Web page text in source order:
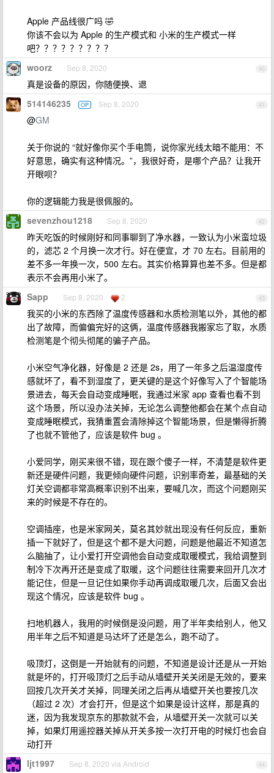
Apple 产品线很广吗 🤣
你该不会以为 Apple 的生产模式和 小米的生产模式一样
吧？？？？？？？？？
40
woorz Sep 8, 2020
真是设备的原因，你随便换、退
41
514146235 OP Sep 8, 2020
@GM
关于你说的 “就好像你买个手电筒，说你家光线太暗不能用：不
好意思，确实有这种情况。”，我很好奇，是哪个产品？让我开
开眼呗？
你的逻辑能力我是很佩服的。
42
sevenzhou1218 Sep 8, 2020
昨天吃饭的时候刚好和同事聊到了净水器，一致认为小米蛮垃圾
的，滤芯 2 个月换一次才行。好在便宜，才 70 左右。目前用的
差不多一年换一次，500 左右。其实价格算算也差不多。但是都
表示不会再用小米了。
43
Sapp Sep 8, 2020 2
我买的小米的东西除了温度传感器和水质检测笔以外，其他的都
出了故障，而偏偏完好的这俩，温度传感器我搬家忘了取，水质
检测笔是个彻头彻尾的骗子产品。
小米空气净化器，好像是 2 还是 2s，用了一年多之后温湿度传
感就坏了，看不到湿度了，更关键的是这个好像写入了个智能场
景进去，每天会自动变成睡眠，我通过米家 app 查看也看不到
这个场景，所以没办法关掉，无论怎么调整他都会在某个点自动
变成睡眠模式，我猜重置会清除掉这个智能场景，但是懒得折腾
了也就不管他了，应该是软件 bug 。
小爱同学，刚买来很不错，现在跟个傻子一样，不清楚是软件更
新还是硬件问题，我更倾向硬件问题，识别率奇差，最基础的关
灯关空调都非常高概率识别不出来，要喊几次，而这个问题刚买
来的时候是不存在的。
空调插座，也是米家网关，莫名其妙就出现没有任何反应，重新
插一下就好了，但是这个都不是大问题，问题是他最近不知道怎
么脑抽了，让小爱打开空调他会自动变成取暖模式，我给调整到
制冷下次再开还是变成了取暖，这个问题往往需要来回开几次才
能记住，但是一旦记住如果你手动再调成取暖几次，后面又会出
现这个情况，应该是软件 bug 。
扫地机器人，我用的时候倒是没问题，用了半年卖给别人，他又
用半年之后不知道是马达坏了还是怎么，跑不动了。
吸顶灯，这倒是一开始就有的问题，不知道是设计还是从一开始
就是坏的，打开吸顶灯之后手动从墙壁开关关闭是无效的，要来
回按几次开关才关掉，同理关闭之后再从墙壁开关也要按几次
（超过 2 次）才会打开，但是这个如果是设计这样，那是真的
迷，因为我发现京东的那款就不会，从墙壁开关一次就可以关
掉，如果灯用遥控器关掉从开关多按一次打开电的时候灯也会自
动打开
44
ljt1997 Sep 8, 2020 via Android